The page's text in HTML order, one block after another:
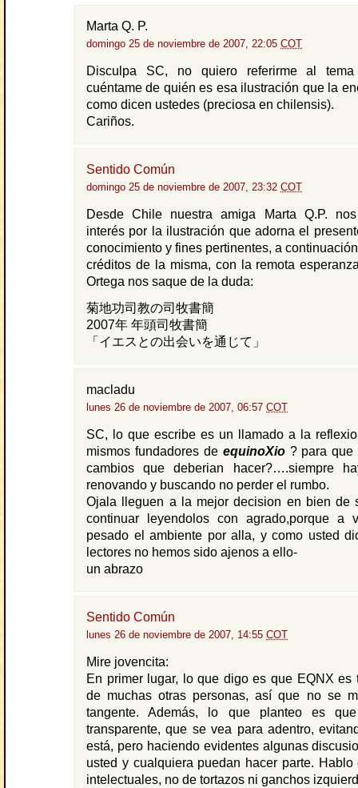
Marta Q. P.
domingo 25 de noviembre de 2007, 22:05 COT
Disculpa SC, no quiero referirme al
cuéntame de quién es esa ilustración que la
como dicen ustedes (preciosa en chilensis).
Cariños.
Sentido Común
domingo 25 de noviembre de 2007, 23:32 COT
Desde Chile nuestra amiga Marta Q.P.
interés por la ilustración que adorna el
conocimiento y fines pertinentes, a
créditos de la misma, con la remota
Ortega nos saque de la duda:
菊地功司教の司牧書簡
2007年 年頭司牧書簡
「イエスとの出会いを通じて」
macladu
lunes 26 de noviembre de 2007, 06:57 COT
SC, lo que escribe es un llamado a la
mismos fundadores deequinoXio? para que
cambios que deberian hacer?….siempre
renovando y buscando no perder el rumbo.
Ojala lleguen a la mejor decision en bien de
continuar leyendolos con agrado,porque a
pesado el ambiente por alla, y como usted
lectores no hemos sido ajenos a ello-
un abrazo
Sentido Común
lunes 26 de noviembre de 2007, 14:55 COT
Mire jovencita:
En primer lugar, lo que digo es que EQNX es
de muchas otras personas, así que no se
tangente. Además, lo que planteo es
transparente, que se vea para adentro,
está, pero haciendo evidentes algunas
usted y cualquiera puedan hacer parte. Hablo
intelectuales, no de tortazos ni ganchos